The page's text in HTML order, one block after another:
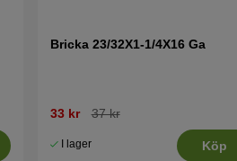
Bricka 23/32X1-1/4X16 Ga
33 kr 37 kr
I lager Köp